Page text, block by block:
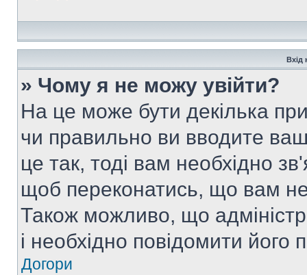
Вхід
» Чому я не можу увійти?
На це може бути декілька
чи правильно ви вводите
це так, тоді вам необхідно
щоб переконатись, що вам
Також можливо, що
і необхідно повідомити
Догори